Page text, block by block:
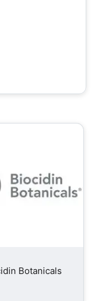
Botanicals